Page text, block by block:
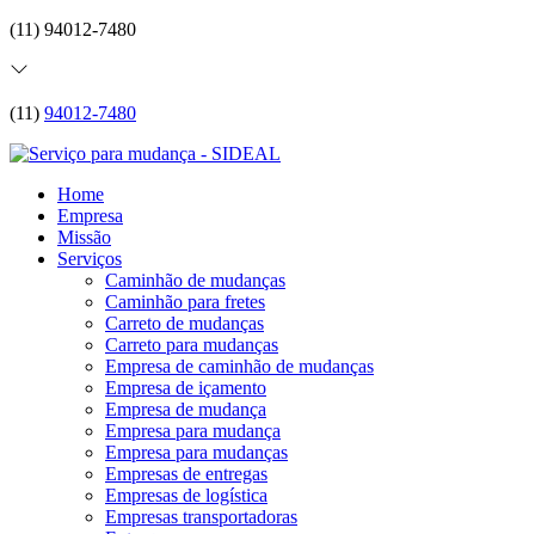
(11) 94012-7480
(11) 94012-7480
Home
Empresa
Missão
Serviços
Caminhão de mudanças
Caminhão para fretes
Carreto de mudanças
Carreto para mudanças
Empresa de caminhão de mudanças
Empresa de içamento
Empresa de mudança
Empresa para mudança
Empresa para mudanças
Empresas de entregas
Empresas de logística
Empresas transportadoras